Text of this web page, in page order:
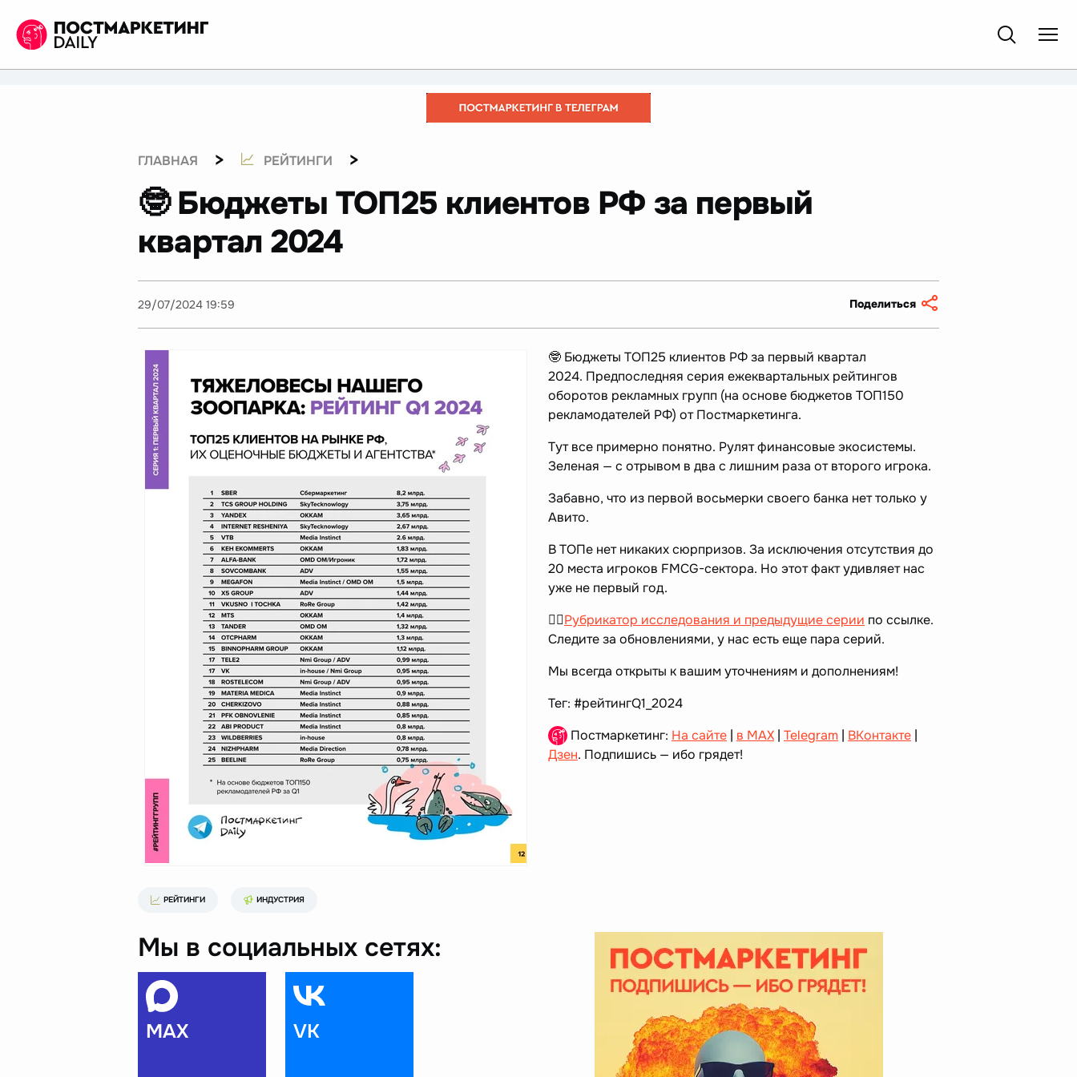
ГЛАВНАЯ > РЕЙТИНГИ >
🤓 Бюджеты ТОП25 клиентов РФ за первый
квартал 2024
29/07/2024 19:59 Поделиться
🤓 Бюджеты ТОП25 клиентов РФ за первый квартал
2024. Предпоследняя серия ежеквартальных рейтингов
оборотов рекламных групп (на основе бюджетов ТОП150
рекламодателей РФ) от Постмаркетинга.
Тут все примерно понятно. Рулят финансовые экосистемы.
Зеленая — с отрывом в два с лишним раза от второго игрока.
Забавно, что из первой восьмерки своего банка нет только у
Авито.
В ТОПе нет никаких сюрпризов. За исключения отсутствия до
20 места игроков FMCG-сектора. Но этот факт удивляет нас
уже не первый год.
👉🏻Рубрикатор исследования и предыдущие серии по ссылке.
Следите за обновлениями, у нас есть еще пара серий.
Мы всегда открыты к вашим уточнениям и дополнениям!
Тег: #рейтингQ1_2024
Постмаркетинг: На сайте | в MAX | Telegram | ВКонтакте |
Дзен. Подпишись — ибо грядет!
РЕЙТИНГИ ИНДУСТРИЯ
Мы в социальных сетях:
MAX VK